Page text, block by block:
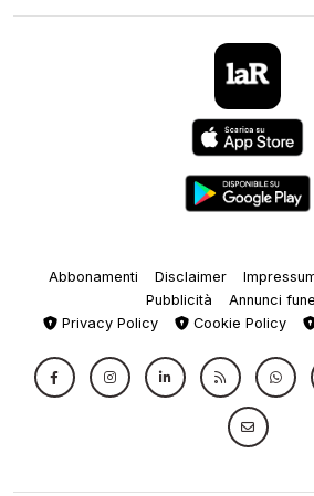
Abbonamenti Disclaimer
Pubblicità
Annunci
Privacy Policy
Cookie Policy